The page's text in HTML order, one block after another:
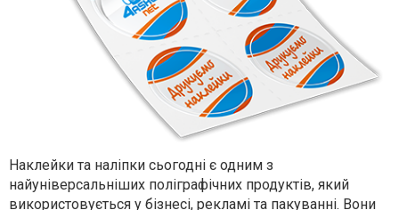
Наклейки та наліпки сьогодні є одним з
найуніверсальніших поліграфічних продуктів, який
використовується у бізнесі, рекламі та пакуванні. Вони